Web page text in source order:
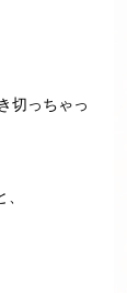
切っちゃっ